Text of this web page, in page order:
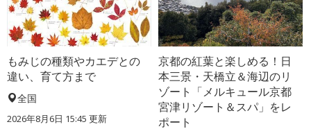
もみじの種類やカエデとの
違い、育て方まで
全国
2026年8月6日 15:45 更新
京都の紅葉と楽しめる！日
本三景・天橋立＆海辺のリ
ゾート「メルキュール京都
宮津リゾート＆スパ」をレ
ポート